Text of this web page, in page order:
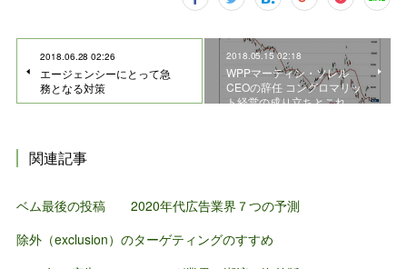
2018.06.28 02:26
エージェンシーにとって急
務となる対策
2018.05.15 02:18
WPPマーティン・ソレル
CEOの辞任 コングロマリッ
ト経営の成り立ちとこれ…
関連記事
ベム最後の投稿 2020年代広告業界７つの予測
除外（exclusion）のターゲティングのすすめ